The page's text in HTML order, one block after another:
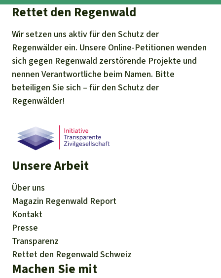
Rettet den Regenwald
Wir setzen uns aktiv für den Schutz der
Regenwälder ein. Unsere Online-Petitionen wenden
sich gegen Regenwald zerstörende Projekte und
nennen Verantwortliche beim Namen. Bitte
beteiligen Sie sich – für den Schutz der
Regenwälder!
Unsere Arbeit
Über uns
Magazin Regenwald Report
Kontakt
Presse
Transparenz
Rettet den Regenwald Schweiz
Machen Sie mit